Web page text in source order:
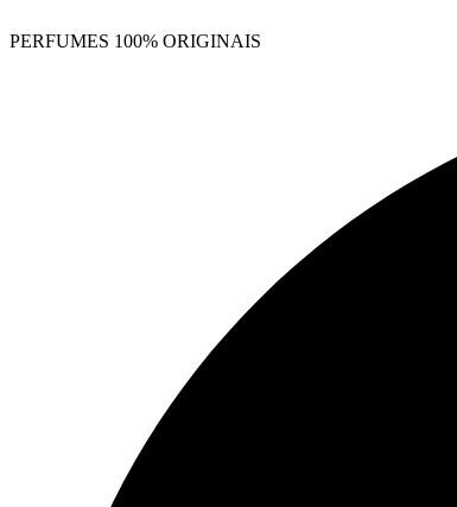
PERFUMES 100% ORIGINAIS